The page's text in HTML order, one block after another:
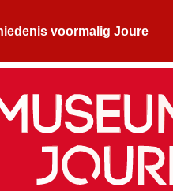
voormalig Joure